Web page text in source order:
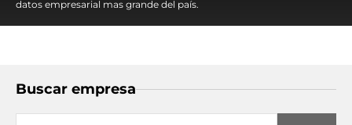
datos empresarial mas grande del país.
Buscar empresa